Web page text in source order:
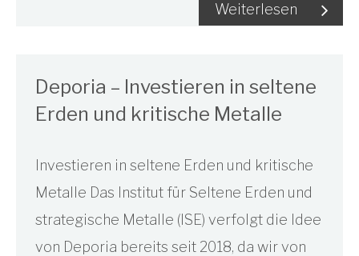
Weiterlesen
Deporia – Investieren in seltene
Erden und kritische Metalle
Investieren in seltene Erden und kritische
Metalle Das Institut für Seltene Erden und
strategische Metalle (ISE) verfolgt die Idee
von Deporia bereits seit 2018, da wir von